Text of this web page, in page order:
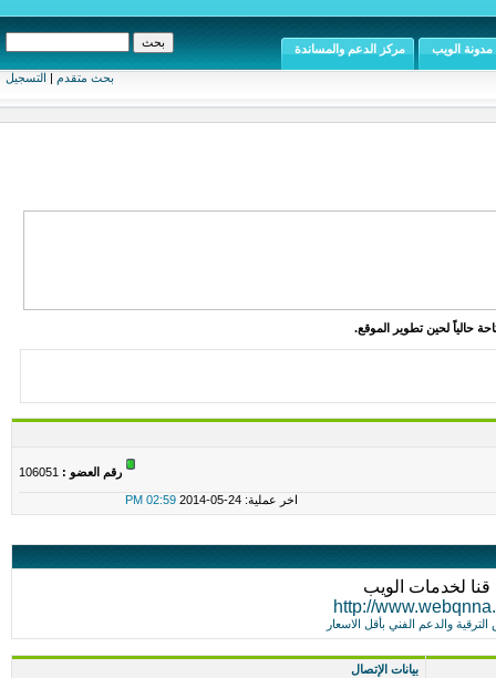
بحث متقدم | التسجيل
مدونة الويب مركز الدعم والمساندة
حالياً لحين تطوير الموقع.
رقم العضو :
اخر عملية: 24-05-2014 02:59 PM
قنا لخدمات الويب
http://
والدعم الفني بأقل الاسعار
بيانات الإتصال